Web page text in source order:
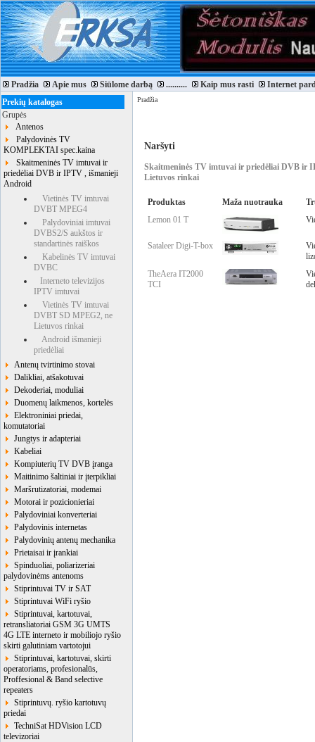
Pradžia Apie mus Siūlome darbą .......... Kaip mus rasti
Internet
Prekių katalogas
Grupės
Antenos
Palydovinės TV
KOMPLEKTAI spec.kaina
Skaitmeninės TV imtuvai ir
priedėliai DVB ir IPTV , išmanieji
Android
Vietinės TV imtuvai
DVBT MPEG4
Palydoviniai imtuvai
DVBS2/S aukštos ir
standartinės raiškos
Kabelinės TV imtuvai
DVBC
Interneto televizijos
IPTV imtuvai
Vietinės TV imtuvai
DVBT SD MPEG2, ne
Lietuvos rinkai
Android išmanieji
priedėliai
Antenų tvirtinimo stovai
Dalikliai, atšakotuvai
Dekoderiai, moduliai
Duomenų laikmenos, kortelės
Elektroniniai priedai,
komutatoriai
Jungtys ir adapteriai
Kabeliai
Kompiuterių TV DVB įranga
Maitinimo šaltiniai ir įterpikliai
Maršrutizatoriai, modemai
Motorai ir pozicionieriai
Palydoviniai konverteriai
Palydovinis internetas
Palydovinių antenų mechanika
Prietaisai ir įrankiai
Spinduoliai, poliarizeriai
palydovinėms antenoms
Stiprintuvai TV ir SAT
Stiprintuvai WiFi ryšio
Stiprintuvai, kartotuvai,
retransliatoriai GSM 3G UMTS
4G LTE interneto ir mobiliojo ryšio
skirti galutiniam vartotojui
Stiprintuvai, kartotuvai, skirti
operatoriams, profesionalūs,
Proffesional & Band selective
repeaters
Stiprintuvų. ryšio kartotuvų
priedai
TechniSat HDVision LCD
televizoriai
Pradžia
Naršyti
Skaitmeninės TV imtuvai ir priedėliai DVB ir
Lietuvos rinkai
Produktas Maža nuotrauka
Lemon 01 T
Sataleer Digi-T-box
TheAera IT2000
TCI